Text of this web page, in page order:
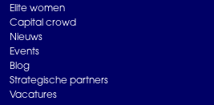
Elite women
Capital crowd
Nieuws
Events
Blog
Strategische partners
Vacatures